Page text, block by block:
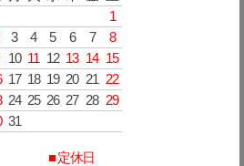
1
3 4 5 6 7
8
10 11 12 13 14 15
17 18 19 20 21 22
24 25 26 27 28 29
31
■ 定休日